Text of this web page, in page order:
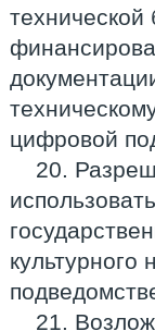
цифровой
20.
21.